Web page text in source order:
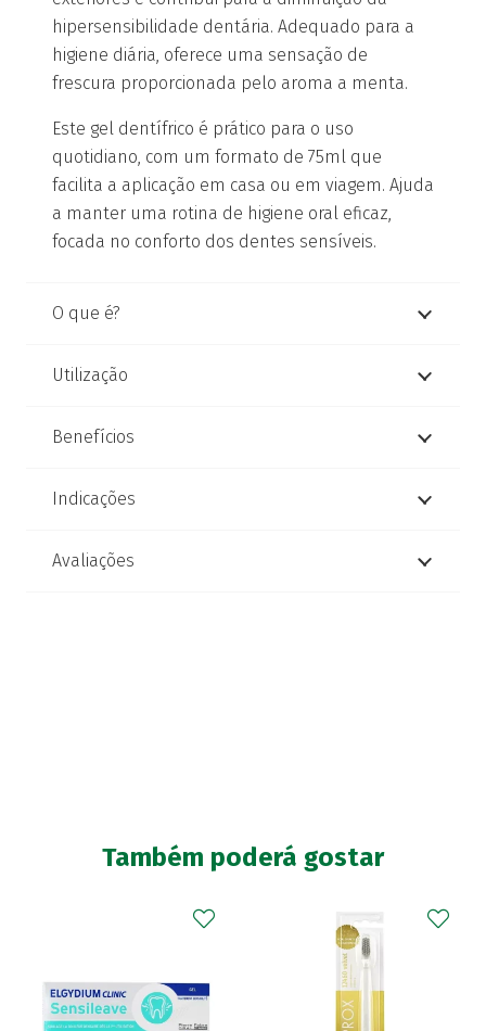
hipersensibilidade dentária. Adequado para a
higiene diária, oferece uma sensação de
frescura proporcionada pelo aroma a menta.
Este gel dentífrico é prático para o uso
quotidiano, com um formato de 75ml que
facilita a aplicação em casa ou em viagem. Ajuda
a manter uma rotina de higiene oral eficaz,
focada no conforto dos dentes sensíveis.
O que é?
Utilização
Benefícios
Indicações
Avaliações
Também poderá gostar